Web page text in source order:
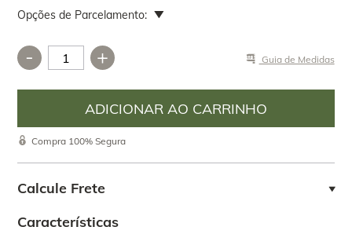
Características
Opções de Parcelamento:
- + Guia de Medidas
Compra 100% Segura
Calcule Frete